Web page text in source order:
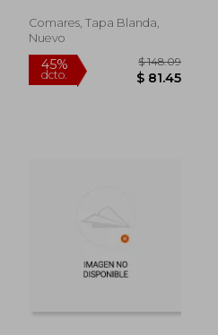
Comares, Tapa Blanda,
Nuevo